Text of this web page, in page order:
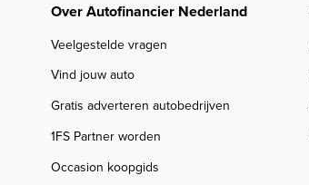
Over Autofinancier Nederland
Veelgestelde vragen
Vind jouw auto
Gratis adverteren autobedrijven
1FS Partner worden
Occasion koopgids